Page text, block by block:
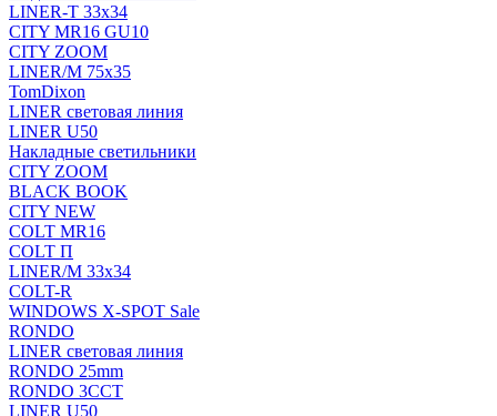
LINER-T 33x34
CITY MR16 GU10
CITY ZOOM
LINER/M 75х35
TomDixon
LINER световая линия
LINER U50
Накладные светильники
CITY ZOOM
BLACK BOOK
CITY NEW
COLT MR16
COLT П
LINER/М 33х34
COLT-R
WINDOWS X-SPOT Sale
RONDO
LINER световая линия
RONDO 25mm
RONDO 3CCT
LINER U50